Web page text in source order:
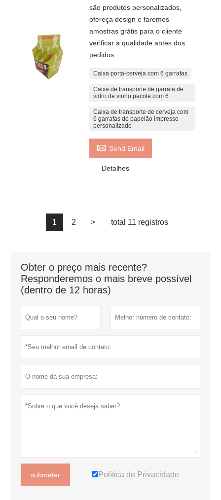
são produtos personalizados,
ofereça design e faremos
amostras grátis para o cliente
verificar a qualidade antes dos
pedidos.
Caixa porta-cerveja com 6 garrafas
Caixa de transporte de garrafa de
vidro de vinho pacote com 6
Caixa de transporte de cerveja com
6 garrafas de papelão impresso
personalizado
 Send Email
Detalhes
1 2 > total 11 registros
Obter o preço mais recente?
Responderemos o mais breve possível
(dentro de 12 horas)
submeter Política de Privacidade